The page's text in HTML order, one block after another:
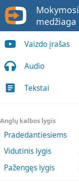
Mokymosi
medžiaga
Vaizdo įrašas
Audio
Tekstai
Anglų kalbos lygis
Pradedantiesiems
Vidutinis lygis
Pažengęs lygis